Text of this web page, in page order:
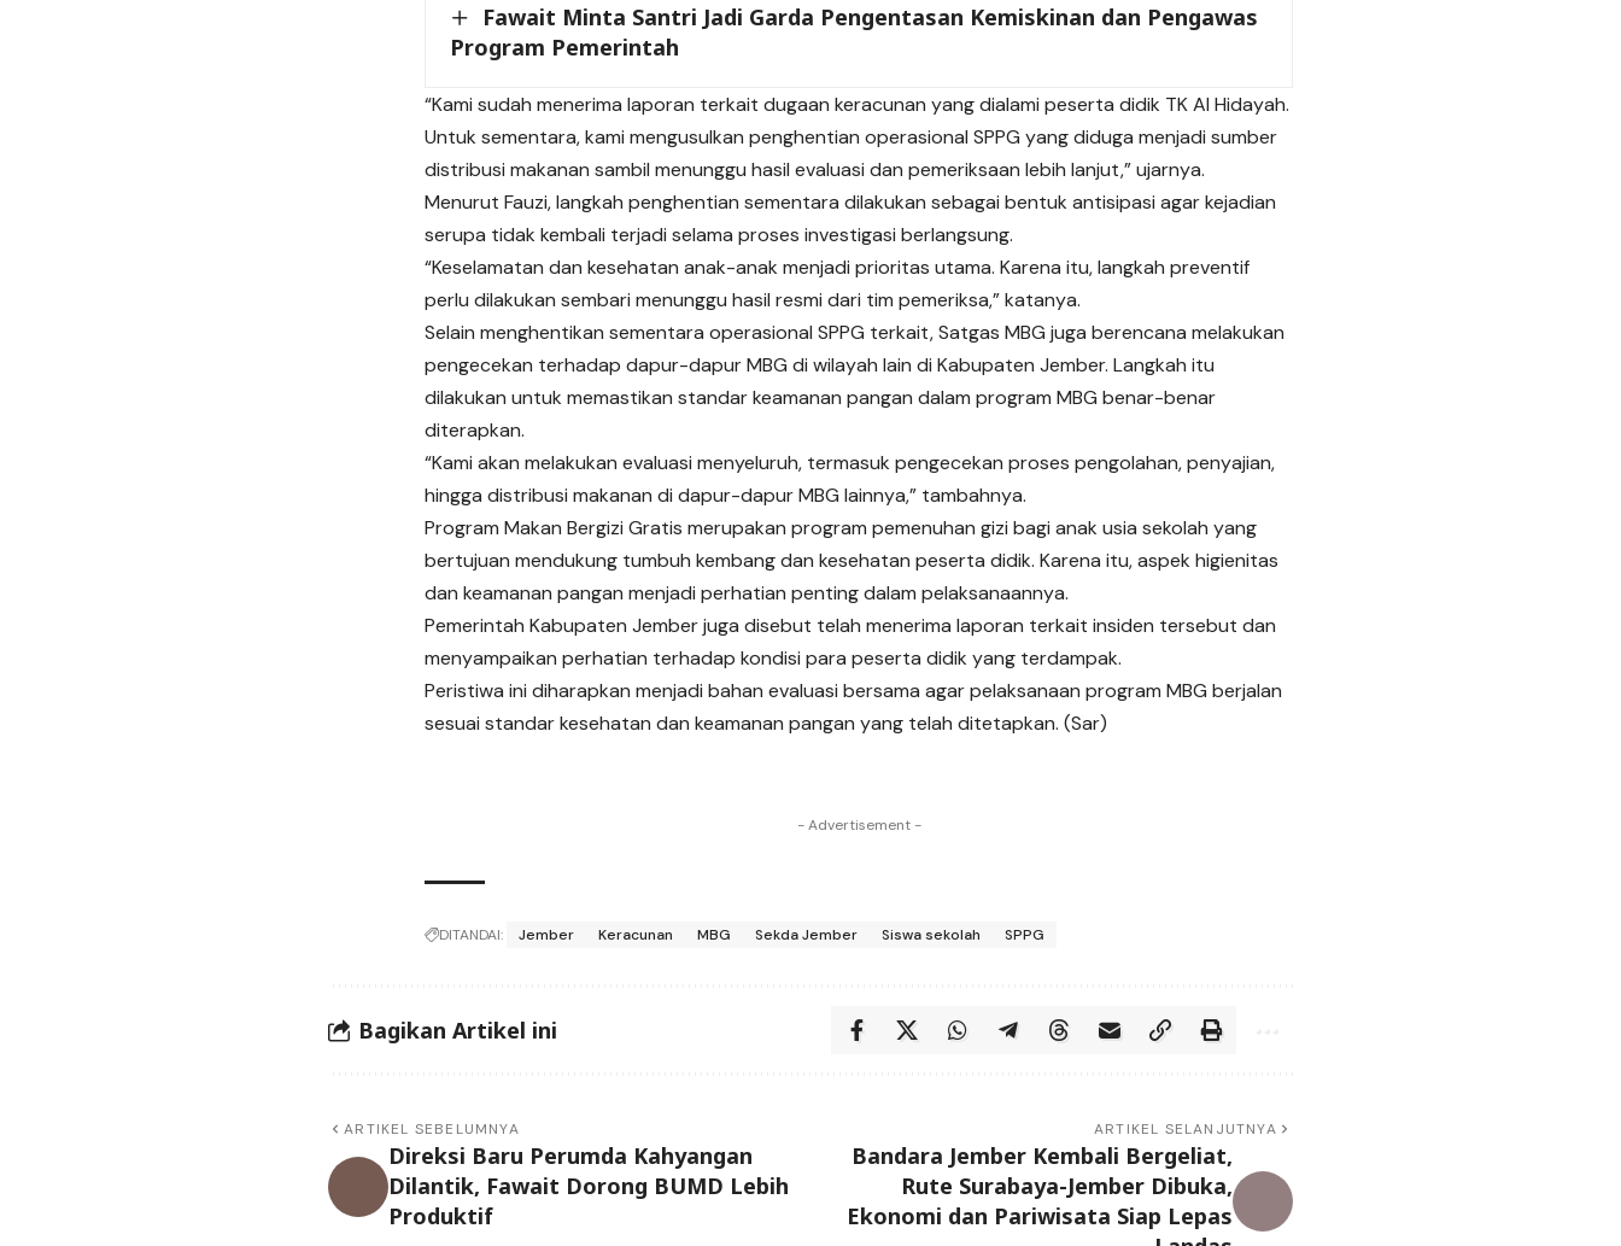
Fawait Minta Santri Jadi Garda Pengentasan Kemiskinan dan Pengawas
Program Pemerintah
“Kami sudah menerima laporan terkait dugaan keracunan yang dialami peserta didik TK Al Hidayah.
Untuk sementara, kami mengusulkan penghentian operasional SPPG yang diduga menjadi sumber
distribusi makanan sambil menunggu hasil evaluasi dan pemeriksaan lebih lanjut,” ujarnya.
Menurut Fauzi, langkah penghentian sementara dilakukan sebagai bentuk antisipasi agar kejadian
serupa tidak kembali terjadi selama proses investigasi berlangsung.
“Keselamatan dan kesehatan anak-anak menjadi prioritas utama. Karena itu, langkah preventif
perlu dilakukan sembari menunggu hasil resmi dari tim pemeriksa,” katanya.
Selain menghentikan sementara operasional SPPG terkait, Satgas MBG juga berencana melakukan
pengecekan terhadap dapur-dapur MBG di wilayah lain di Kabupaten Jember. Langkah itu
dilakukan untuk memastikan standar keamanan pangan dalam program MBG benar-benar
diterapkan.
“Kami akan melakukan evaluasi menyeluruh, termasuk pengecekan proses pengolahan, penyajian,
hingga distribusi makanan di dapur-dapur MBG lainnya,” tambahnya.
Program Makan Bergizi Gratis merupakan program pemenuhan gizi bagi anak usia sekolah yang
bertujuan mendukung tumbuh kembang dan kesehatan peserta didik. Karena itu, aspek higienitas
dan keamanan pangan menjadi perhatian penting dalam pelaksanaannya.
Pemerintah Kabupaten Jember juga disebut telah menerima laporan terkait insiden tersebut dan
menyampaikan perhatian terhadap kondisi para peserta didik yang terdampak.
Peristiwa ini diharapkan menjadi bahan evaluasi bersama agar pelaksanaan program MBG berjalan
sesuai standar kesehatan dan keamanan pangan yang telah ditetapkan. (Sar)
- Advertisement -
DITANDAI: Jember Keracunan MBG Sekda Jember Siswa sekolah SPPG
Bagikan Artikel ini
ARTIKEL SEBELUMNYA
Direksi Baru Perumda Kahyangan
Dilantik, Fawait Dorong BUMD Lebih
Produktif
ARTIKEL SELANJUTNYA
Bandara Jember Kembali Bergeliat,
Rute Surabaya-Jember Dibuka,
Ekonomi dan Pariwisata Siap Lepas